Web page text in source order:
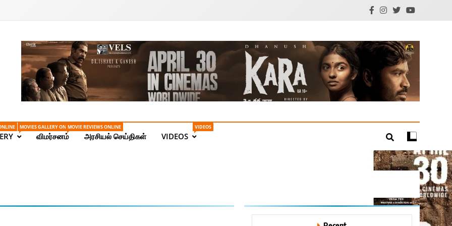
News | Health | Tamil Cinema | Technology
MOVIES GALLERY ONLINE
விமர்சனம்
MOVIE REVIEWS ONLINE
அரசியல் செய்திகள் VIDEOS
VIDEOS